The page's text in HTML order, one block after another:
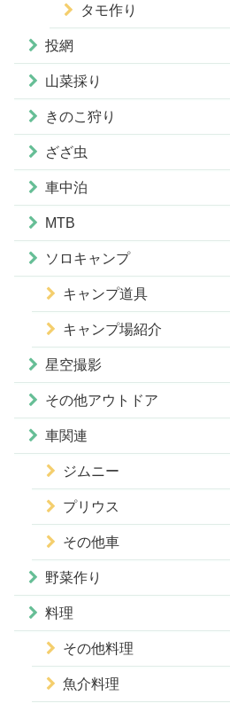
タモ作り
投網
山菜採り
きのこ狩り
ざざ虫
車中泊
MTB
ソロキャンプ
キャンプ道具
キャンプ場紹介
星空撮影
その他アウトドア
車関連
ジムニー
プリウス
その他車
野菜作り
料理
その他料理
魚介料理